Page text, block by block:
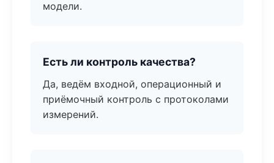
модели.
Есть ли контроль качества?
Да, ведём входной, операционный и
приёмочный контроль с протоколами
измерений.